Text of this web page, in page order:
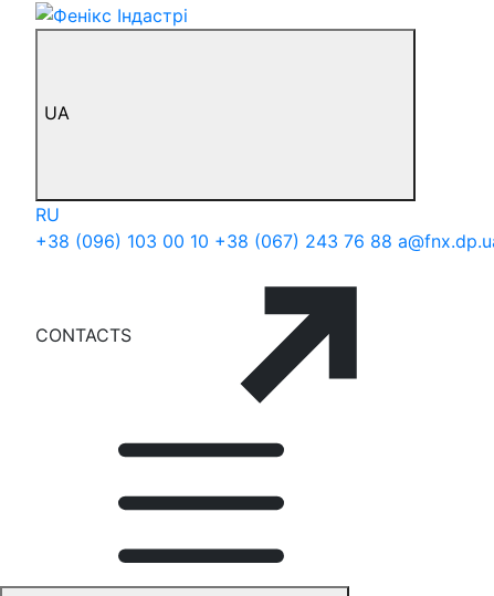
UA
RU
+38 (096) 103 00 10 +38 (067) 243 76 88
CONTACTS